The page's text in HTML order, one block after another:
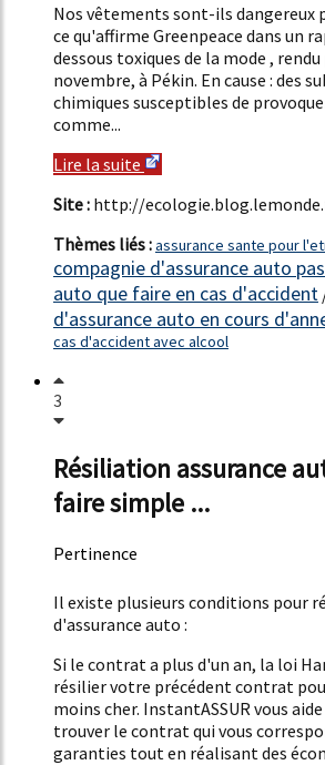
Nos vêtements sont-ils dangereux
ce qu'affirme Greenpeace dans un
dessous toxiques de la mode ,
novembre, à Pékin. En cause : des
chimiques susceptibles de
comme...
Lire la suite
Site : http://
Thèmes liés :assurance sante pour
compagnie d'assurance auto
auto que faire en cas d'accident
d'assurance auto en cours
cas d'accident avec alcool
3
Résiliation assurance
faire simple ...
Pertinence
Il existe plusieurs conditions pour
d'assurance auto :
Si le contrat a plus d'un an, la loi
résilier votre précédent contrat
moins cher. InstantASSUR vous
trouver le contrat qui vous
garanties tout en réalisant des